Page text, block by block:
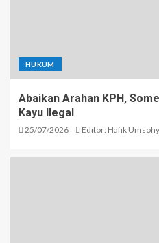
HUKUM
Abaikan Arahan KPH,
Kayu Ilegal
25/07/2026 Editor: Hafik Umsohy